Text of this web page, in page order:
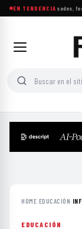
EN TENDENCIA
UNAM da a conocer sedes,
HOME›EDUCACIÓN›
EDUCACIÓN